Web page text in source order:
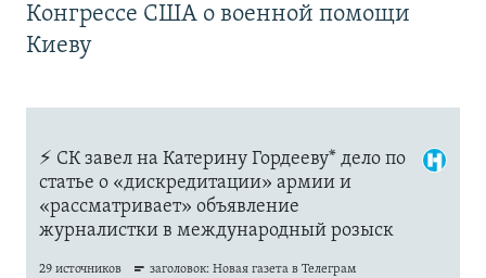
Конгрессе США о военной помощи
Киеву